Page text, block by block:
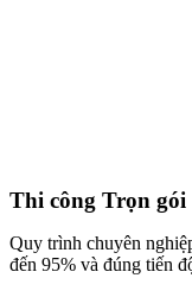
Thi công Trọn gói
Quy trình chuyên
đến 95% và đúng tiến